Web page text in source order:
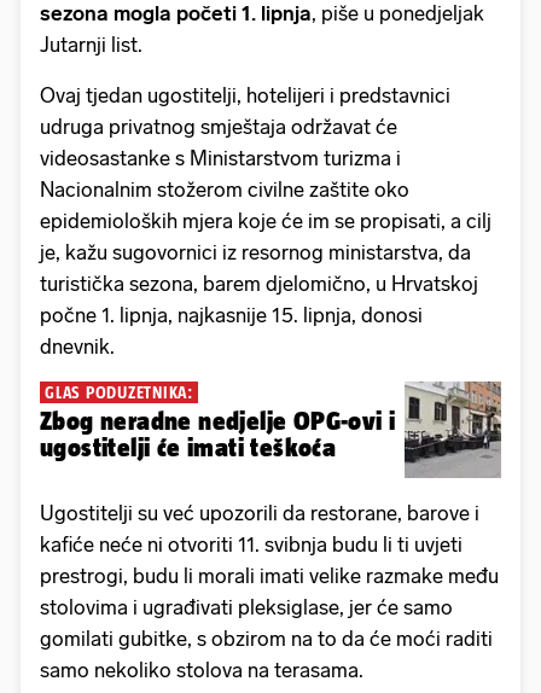
sezona mogla početi 1. lipnja, piše u ponedjeljak
Jutarnji list.
Ovaj tjedan ugostitelji, hotelijeri i predstavnici
udruga privatnog smještaja održavat će
videosastanke s Ministarstvom turizma i
Nacionalnim stožerom civilne zaštite oko
epidemioloških mjera koje će im se propisati, a cilj
je, kažu sugovornici iz resornog ministarstva, da
turistička sezona, barem djelomično, u Hrvatskoj
počne 1. lipnja, najkasnije 15. lipnja, donosi
dnevnik.
GLAS PODUZETNIKA:
Zbog neradne nedjelje OPG-ovi i
ugostitelji će imati teškoća
Ugostitelji su već upozorili da restorane, barove i
kafiće neće ni otvoriti 11. svibnja budu li ti uvjeti
prestrogi, budu li morali imati velike razmake među
stolovima i ugrađivati pleksiglase, jer će samo
gomilati gubitke, s obzirom na to da će moći raditi
samo nekoliko stolova na terasama.